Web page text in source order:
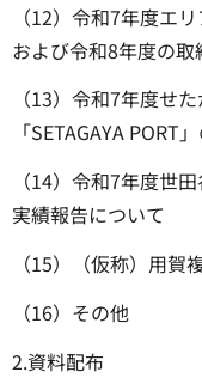
（12）令和7年度エ
および令和8年度の取
（13）令和7年度せ
「SETAGAYA PORT
（14）令和7年度世
実績報告について
（15）（仮称）用賀
（16）その他
2.資料配布